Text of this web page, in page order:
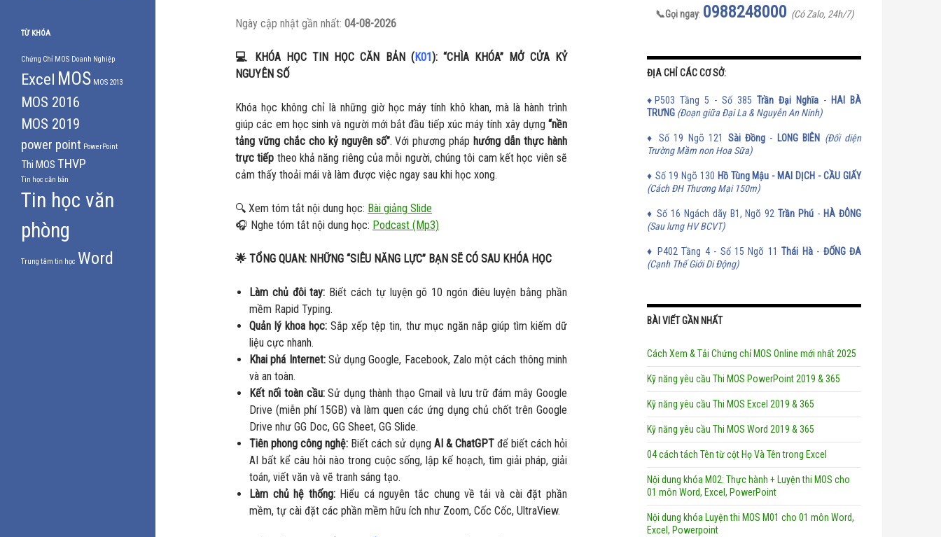
Ngày cập nhật gần nhất: 04-08-2026
💻 KHÓA HỌC TIN HỌC CĂN BẢN (K01): “CHÌA KHÓA” MỞ CỬA KỶ
NGUYÊN SỐ
Khóa học không chỉ là những giờ học máy tính khô khan, mà là hành trình
giúp các em học sinh và người mới bắt đầu tiếp xúc máy tính xây dựng “nền
tảng vững chắc cho kỷ nguyên số”. Với phương pháp hướng dẫn thực hành
trực tiếp theo khả năng riêng của mỗi người, chúng tôi cam kết học viên sẽ
cảm thấy thoải mái và làm được việc ngay sau khi học xong.
🔍 Xem tóm tắt nội dung học: Bài giảng Slide
🎧 Nghe tóm tắt nội dung học: Podcast (Mp3)
🌟 TỔNG QUAN: NHỮNG “SIÊU NĂNG LỰC” BẠN SẼ CÓ SAU KHÓA HỌC
Làm chủ đôi tay: Biết cách tự luyện gõ 10 ngón điêu luyện bằng phần
mềm Rapid Typing.
Quản lý khoa học: Sắp xếp tệp tin, thư mục ngăn nắp giúp tìm kiếm dữ
liệu cực nhanh.
Khai phá Internet:Sử dụng Google, Facebook, Zalo một cách thông minh
và an toàn.
Kết nối toàn cầu:Sử dụng thành thạo Gmail và lưu trữ đám mây Google
Drive (miễn phí 15GB) và làm quen các ứng dụng chủ chốt trên Google
Drive như GG Doc, GG Sheet, GG Slide.
Tiên phong công nghệ: Biết cách sử dụng AI & ChatGPTđể biết cách hỏi
AI bất kể câu hỏi nào trong cuộc sống, lập kế hoạch, tìm giải pháp, giải
toán, viết văn và vẽ tranh sáng tạo.
Làm chủ hệ thống:Hiểu cá nguyên tắc chung về tải và cài đặt phần
mềm, tự cài đặt các phần mềm hữu ích như Zoom, Cốc Cốc, UltraView.
📞Gọi ngay: 0988248000 (Có Zalo, 24h/7)
ĐỊA CHỈ CÁC CƠ SỞ:
♦P503 Tầng 5 - Số 385 Trần Đại Nghĩa - HAI BÀ
TRƯNG (Đoạn giữa Đại La & Nguyễn An Ninh)
♦ Số 19 Ngõ 121 Sài Đồng- LONG BIÊN
(Đối diện
Trường Mầm non Hoa Sữa)
♦ Số 19 Ngõ 130 Hồ Tùng Mậu - MAI DỊCH - CẦU GIẤY
(Cách ĐH Thương Mại 150m)
♦ Số 16 Ngách dãy B1, Ngõ 92Trần Phú - HÀ ĐÔNG
(Sau lưng HV BCVT)
♦ P402 Tầng 4 - Số 15 Ngõ 11Thái Hà- ĐỐNG ĐA
(Cạnh Thế Giới Di Động)
BÀI VIẾT GẦN NHẤT
Cách Xem & Tải Chứng chỉ MOS Online mới nhất 2025
Kỹ năng yêu cầu Thi MOS PowerPoint 2019 & 365
Kỹ năng yêu cầu Thi MOS Excel 2019 & 365
Kỹ năng yêu cầu Thi MOS Word 2019 & 365
04 cách tách Tên từ cột Họ Và Tên trong Excel
Nội dung khóa M02: Thực hành + Luyện thi MOS cho
01 môn Word, Excel, PowerPoint
Nội dung khóa Luyện thi MOS M01 cho 01 môn Word,
Excel, Powerpoint
TỪ KHÓA
Chứng Chỉ MOS Doanh Nghiệp
Excel MOS MOS 2013
MOS 2016
MOS 2019
power point PowerPoint
Thi MOS THVP
Tin học căn bản
Tin học văn
phòng
Trung tâm tin học Word